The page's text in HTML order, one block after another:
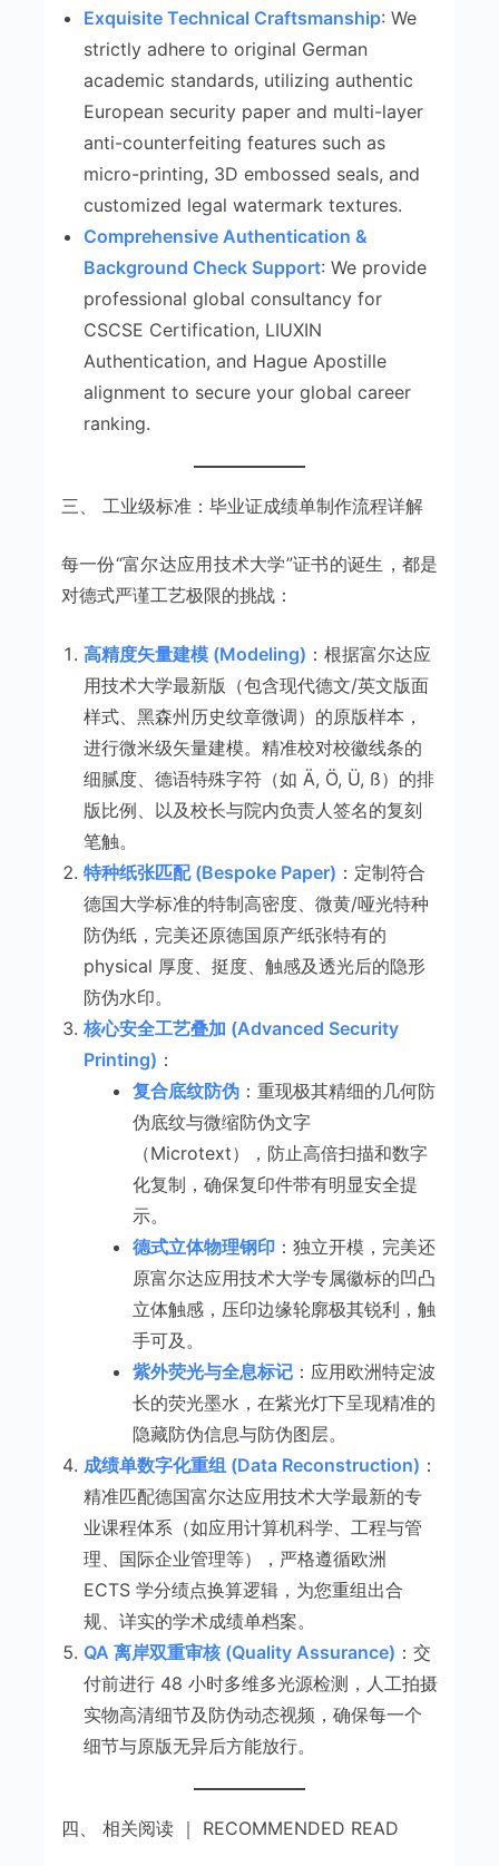
Exquisite Technical Craftsmanship: We
strictly adhere to original German
academic standards, utilizing authentic
European security paper and multi-layer
anti-counterfeiting features such as
micro-printing, 3D embossed seals, and
customized legal watermark textures.
Comprehensive Authentication &
Background Check Support: We provide
professional global consultancy for
CSCSE Certification, LIUXIN
Authentication, and Hague Apostille
alignment to secure your global career
ranking.
三、 工业级标准：毕业证成绩单制作流程详解
每一份“富尔达应用技术大学”证书的诞生，都是
对德式严谨工艺极限的挑战：
高精度矢量建模 (Modeling) ：根据富尔达应
用技术大学最新版（包含现代德文/英文版面
样式、黑森州历史纹章微调）的原版样本，
进行微米级矢量建模。精准校对校徽线条的
细腻度、德语特殊字符（如 Ä, Ö, Ü, ß）的排
版比例、以及校长与院内负责人签名的复刻
笔触。
特种纸张匹配 (Bespoke Paper) ：定制符合
德国大学标准的特制高密度、微黄/哑光特种
防伪纸，完美还原德国原产纸张特有的
physical 厚度、挺度、触感及透光后的隐形
防伪水印。
核心安全工艺叠加 (Advanced Security
Printing) ：
复合底纹防伪：重现极其精细的几何防
伪底纹与微缩防伪文字
（Microtext），防止高倍扫描和数字
化复制，确保复印件带有明显安全提
示。
德式立体物理钢印：独立开模，完美还
原富尔达应用技术大学专属徽标的凹凸
立体触感，压印边缘轮廓极其锐利，触
手可及。
紫外荧光与全息标记：应用欧洲特定波
长的荧光墨水，在紫光灯下呈现精准的
隐藏防伪信息与防伪图层。
成绩单数字化重组 (Data Reconstruction) ：
精准匹配德国富尔达应用技术大学最新的专
业课程体系（如应用计算机科学、工程与管
理、国际企业管理等），严格遵循欧洲
ECTS 学分绩点换算逻辑，为您重组出合
规、详实的学术成绩单档案。
QA 离岸双重审核 (Quality Assurance) ：交
付前进行 48 小时多维多光源检测，人工拍摄
实物高清细节及防伪动态视频，确保每一个
细节与原版无异后方能放行。
四、 相关阅读 ｜ RECOMMENDED READ